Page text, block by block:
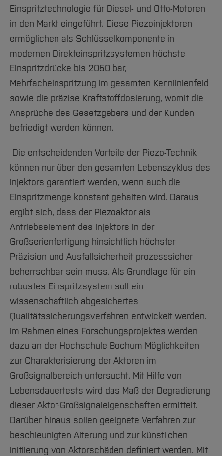
Arbeiten im FB G
Forschung und Projekte
International
Team
Service
Studiengänge
Studieninteressierte
Aktuelles
Studium
Fachgruppen
Forschung und Entwicklung
International
Team
Service
Amtliche Bekanntmachungen
Notfall-Infos
BO Shop
Familiengerechte Hochschule
Gleichstellung
Diskriminierungsfreie Hochschule
Vertretungen
Wahlen
Hochschulbibliothek
Hochschulkommunikation
International Office
Medienzentrum
Zentrale Studienberatung
Einspritztechnologie für Diesel- und Otto-Motoren
in den Markt eingeführt. Diese Piezoinjektoren
ermöglichen als Schlüsselkomponente in
modernen Direkteinspritzsystemen höchste
Einspritzdrücke bis 2050 bar,
Mehrfacheinspritzung im gesamten Kennlinienfeld
sowie die präzise Kraftstoffdosierung, womit die
Ansprüche des Gesetzgebers und der Kunden
befriedigt werden können.
Die entscheidenden Vorteile der Piezo-Technik
können nur über den gesamten Lebenszyklus des
Injektors garantiert werden, wenn auch die
Einspritzmenge konstant gehalten wird. Daraus
ergibt sich, dass der Piezoaktor als
Antriebselement des Injektors in der
Großserienfertigung hinsichtlich höchster
Präzision und Ausfallsicherheit prozesssicher
beherrschbar sein muss. Als Grundlage für ein
robustes Einspritzsystem soll ein
wissenschaftlich abgesichertes
Qualitätssicherungsverfahren entwickelt werden.
Im Rahmen eines Forschungsprojektes werden
dazu an der Hochschule Bochum Möglichkeiten
zur Charakterisierung der Aktoren im
Großsignalbereich untersucht. Mit Hilfe von
Lebensdauertests wird das Maß der Degradierung
dieser Aktor-Großsignaleigenschaften ermittelt.
Darüber hinaus sollen geeignete Verfahren zur
beschleunigten Alterung und zur künstlichen
Initiierung von Aktorschäden definiert werden. Mit